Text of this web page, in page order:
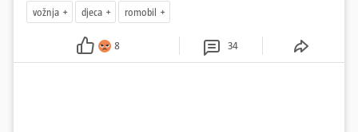
vožnja djeca romobil
8 34